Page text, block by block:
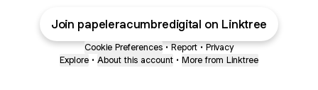
Join papeleracumbredigital on Linktree
Cookie Preferences • Report • Privacy
Explore • About this account • More from Linktree